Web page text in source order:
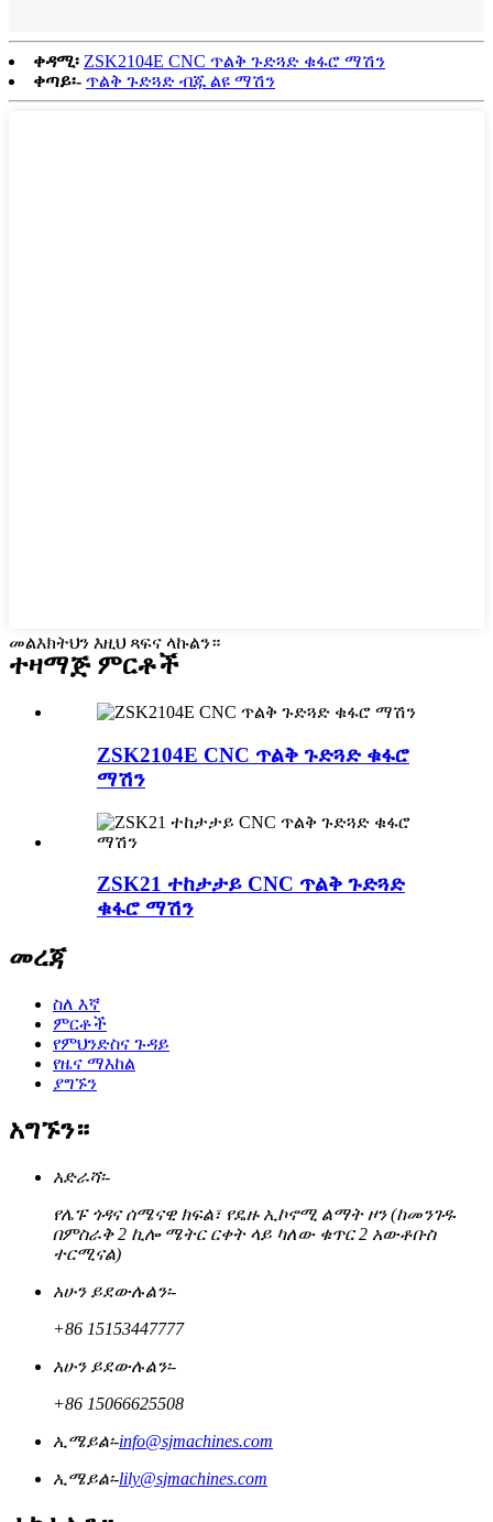
ቀዳሚ፡ ZSK2104E CNC ጥልቅ ጉድጓድ ቁፋሮ ማሽን
ቀጣይ፡- ጥልቅ ጉድጓድ ብጁ ልዩ ማሽን
መልእክትህን እዚህ ጻፍና ላኩልን።
ተዛማጅ ምርቶች
ZSK2104E CNC ጥልቅ ጉድጓድ ቁፋሮ
ማሽን
ZSK21 ተከታታይ CNC ጥልቅ ጉድጓድ
ቁፋሮ ማሽን
መረጃ
ስለ እኛ
ምርቶች
የምህንድስና ጉዳይ
የዜና ማእከል
ያግኙን
አግኙን።
አድራሻ፡-
የሌፑ ጎዳና ሰሜናዊ ክፍል፣ የዴዙ ኢኮኖሚ ልማት ዞን (ከመንገዱ
በምስራቅ 2 ኪሎ ሜትር ርቀት ላይ ካለው ቁጥር 2 አውቶቡስ
ተርሚናል)
አሁን ይደውሉልን፡-
+86 15153447777
አሁን ይደውሉልን፡-
+86 15066625508
ኢሜይል፡-info@sjmachines.com
ኢሜይል፡-lily@sjmachines.com